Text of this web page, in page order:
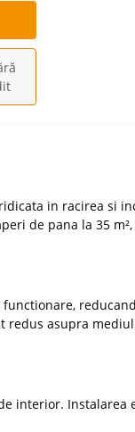
in racirea si
de pana la 35
asupra
interior. Instalarea